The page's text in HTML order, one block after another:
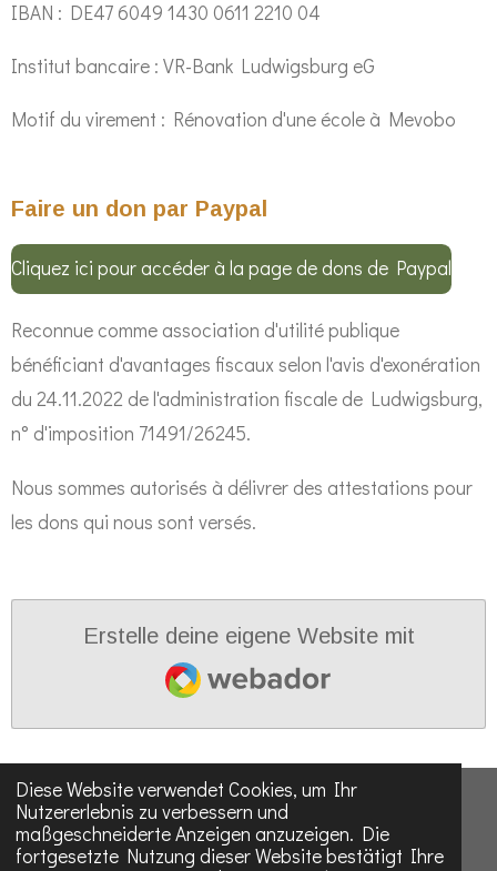
Diese Website verwendet Cookies, um Ihr
Nutzererlebnis zu verbessern und
maßgeschneiderte Anzeigen anzuzeigen. Die
fortgesetzte Nutzung dieser Website bestätigt Ihre
IBAN : DE47 6049 1430 0611 2210 04
Institut bancaire : VR-Bank Ludwigsburg eG
Motif du virement : Rénovation d'une école à Mevobo
Faire un don par Paypal
Cliquez ici pour accéder à la page de dons de Paypal
Reconnue comme association d'utilité publique
bénéficiant d'avantages fiscaux selon l'avis d'exonération
du 24.11.2022 de l'administration fiscale de Ludwigsburg,
n° d'imposition 71491/26245.
Nous sommes autorisés à délivrer des attestations pour
les dons qui nous sont versés.
Erstelle deine eigene Website mit
Webador
Impressum Datenschutzerklärung Spenden
Teilen Teilen Teilen Teilen